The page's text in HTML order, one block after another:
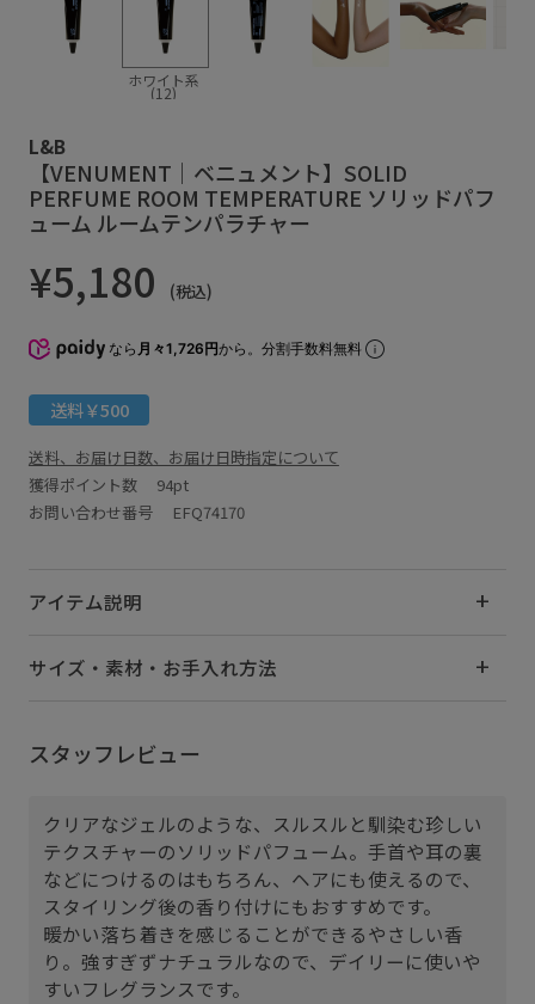
ホワイト系
(12)
L&B
【VENUMENT｜ベニュメント】SOLID
PERFUME ROOM TEMPERATURE ソリッドパフ
ューム ルームテンパラチャー
¥5,180 (税込)
なら 月々1,726円から。分割手数料無料
送料￥500
送料、お届け日数、お届け日時指定について
獲得ポイント数 94pt
お問い合わせ番号 EFQ74170
アイテム説明
サイズ・素材・お手入れ方法
スタッフレビュー
クリアなジェルのような、スルスルと馴染む珍しい
テクスチャーのソリッドパフューム。手首や耳の裏
などにつけるのはもちろん、ヘアにも使えるので、
スタイリング後の香り付けにもおすすめです。
暖かい落ち着きを感じることができるやさしい香
り。強すぎずナチュラルなので、デイリーに使いや
すいフレグランスです。